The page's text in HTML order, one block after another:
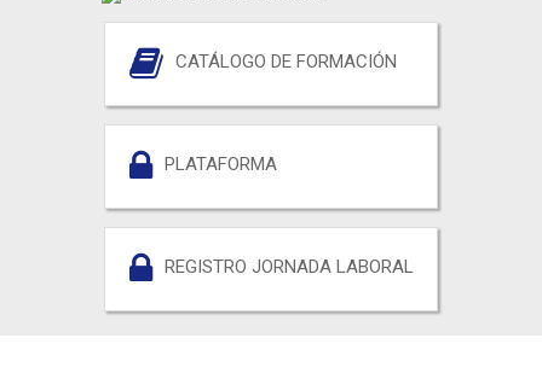
CATÁLOGO DE FORMACIÓN
PLATAFORMA
REGISTRO JORNADA LABORAL